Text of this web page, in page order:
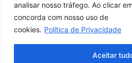
como você interage em nosso
personalizar conteúdo.
analisar nosso tráfego. Ao clicar
concorda com nosso uso de
cookies. Política de Privacidade
Aceitar
@2026 Associação Carismática Católica
Desenvolvido pelaROX